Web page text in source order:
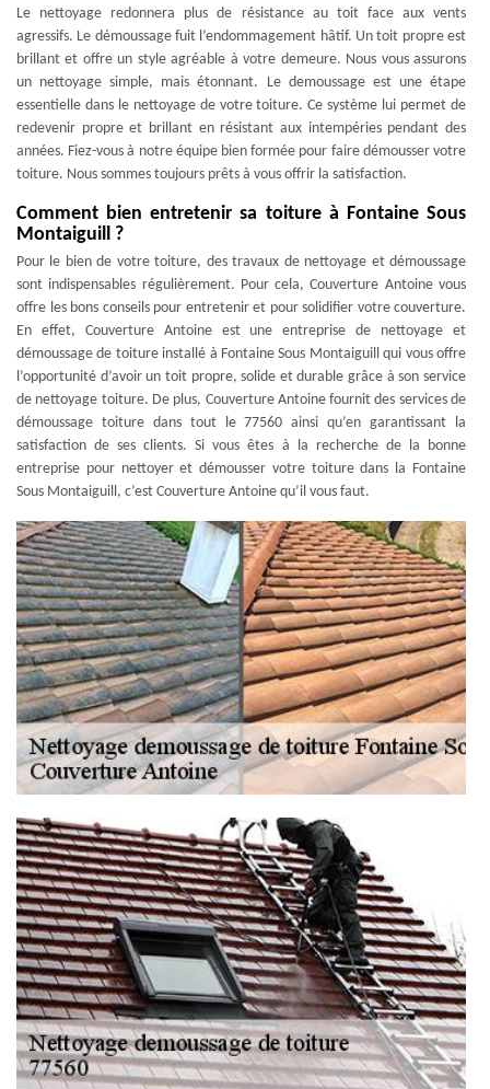
Le nettoyage redonnera plus de résistance au toit face aux vents
agressifs. Le démoussage fuit l’endommagement hâtif. Un toit propre est
brillant et offre un style agréable à votre demeure. Nous vous assurons
un nettoyage simple, mais étonnant. Le demoussage est une étape
essentielle dans le nettoyage de votre toiture. Ce système lui permet de
redevenir propre et brillant en résistant aux intempéries pendant des
années. Fiez-vous à notre équipe bien formée pour faire démousser votre
toiture. Nous sommes toujours prêts à vous offrir la satisfaction.
Comment bien entretenir sa toiture à Fontaine Sous
Montaiguill ?
Pour le bien de votre toiture, des travaux de nettoyage et démoussage
sont indispensables régulièrement. Pour cela, Couverture Antoine vous
offre les bons conseils pour entretenir et pour solidifier votre couverture.
En effet, Couverture Antoine est une entreprise de nettoyage et
démoussage de toiture installé à Fontaine Sous Montaiguill qui vous offre
l’opportunité d’avoir un toit propre, solide et durable grâce à son service
de nettoyage toiture. De plus, Couverture Antoine fournit des services de
démoussage toiture dans tout le 77560 ainsi qu’en garantissant la
satisfaction de ses clients. Si vous êtes à la recherche de la bonne
entreprise pour nettoyer et démousser votre toiture dans la Fontaine
Sous Montaiguill, c’est Couverture Antoine qu’il vous faut.